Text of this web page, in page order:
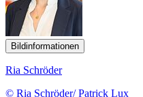
Bildinformationen
Ria Schröder
© Ria Schröder/ Patrick Lux